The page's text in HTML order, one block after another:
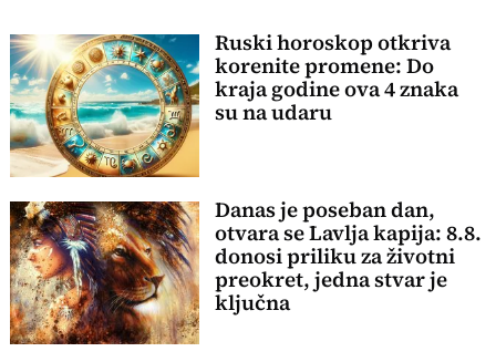
Ruski horoskop otkriva
korenite promene: Do
kraja godine ova 4 znaka
su na udaru
Danas je poseban dan,
otvara se Lavlja kapija: 8.8.
donosi priliku za životni
preokret, jedna stvar je
ključna